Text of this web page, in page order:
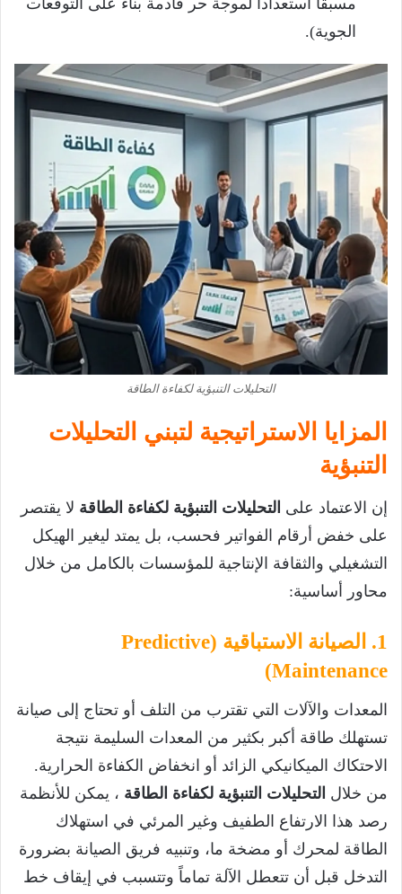
الجوية).
التحليلات التنبؤية لكفاءة الطاقة
المزايا الاستراتيجية لتبني التحليلات
التنبؤية
إن الاعتماد على التحليلات التنبؤية لكفاءة الطاقة لا يقتصر
على خفض أرقام الفواتير فحسب، بل يمتد ليغير الهيكل
التشغيلي والثقافة الإنتاجية للمؤسسات بالكامل من خلال
محاور أساسية:
1. الصيانة الاستباقية (Predictive
Maintenance)
المعدات والآلات التي تقترب من التلف أو تحتاج إلى صيانة
تستهلك طاقة أكبر بكثير من المعدات السليمة نتيجة
الاحتكاك الميكانيكي الزائد أو انخفاض الكفاءة الحرارية.
من خلال التحليلات التنبؤية لكفاءة الطاقة ، يمكن للأنظمة
رصد هذا الارتفاع الطفيف وغير المرئي في استهلاك
الطاقة لمحرك أو مضخة ما، وتنبيه فريق الصيانة بضرورة
التدخل قبل أن تتعطل الآلة تماماً وتتسبب في إيقاف خط